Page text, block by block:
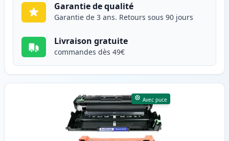
Garantie de qualité
Garantie de 3 ans. Retours sous 90 jours
Livraison gratuite
commandes dès 49€
Avec puce